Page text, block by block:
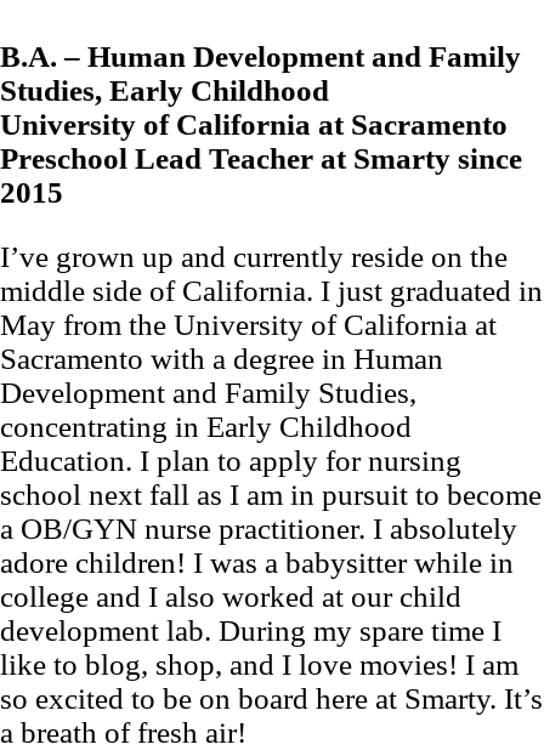
B.A. – Human Development and Family
Studies, Early Childhood
University of California at Sacramento
Preschool Lead Teacher at Smarty since
2015
I’ve grown up and currently reside on the
middle side of California. I just graduated in
May from the University of California at
Sacramento with a degree in Human
Development and Family Studies,
concentrating in Early Childhood
Education. I plan to apply for nursing
school next fall as I am in pursuit to become
a OB/GYN nurse practitioner. I absolutely
adore children! I was a babysitter while in
college and I also worked at our child
development lab. During my spare time I
like to blog, shop, and I love movies! I am
so excited to be on board here at Smarty. It’s
a breath of fresh air!